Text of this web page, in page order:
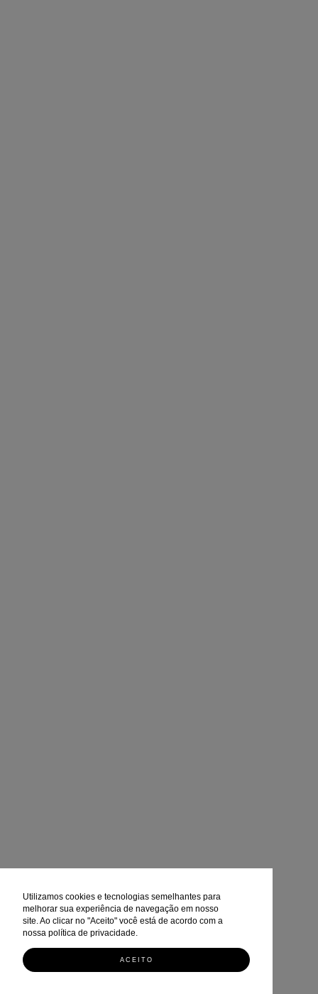
Utilizamos cookies e tecnologias semelhantes para
melhorar sua experiência de navegação em nosso
site. Ao clicar no "Aceito" você está de acordo com a
nossa política de privacidade.
ACEITO